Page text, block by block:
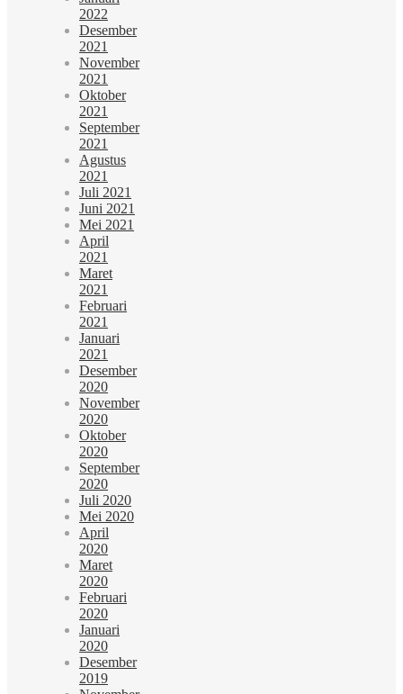
2022
Desember
2021
November
2021
Oktober
2021
September
2021
Agustus
2021
Juli 2021
Juni 2021
Mei 2021
April
2021
Maret
2021
Februari
2021
Januari
2021
Desember
2020
November
2020
Oktober
2020
September
2020
Juli 2020
Mei 2020
April
2020
Maret
2020
Februari
2020
Januari
2020
Desember
2019